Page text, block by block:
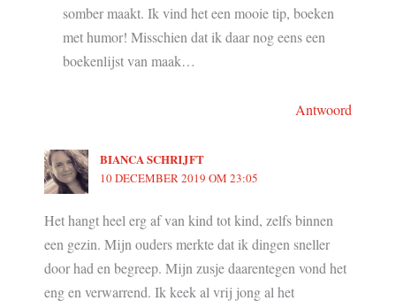
somber maakt. Ik vind het een mooie tip, boeken
met humor! Misschien dat ik daar nog eens een
boekenlijst van maak…
Antwoord
BIANCA SCHRIJFT
10 DECEMBER 2019 OM 23:05
Het hangt heel erg af van kind tot kind, zelfs binnen
een gezin. Mijn ouders merkte dat ik dingen sneller
door had en begreep. Mijn zusje daarentegen vond het
eng en verwarrend. Ik keek al vrij jong al het